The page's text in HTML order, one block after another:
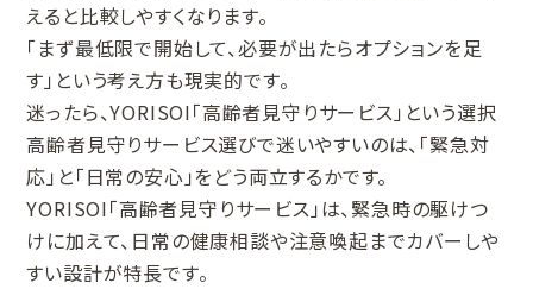
えると比較しやすくなります。
「まず最低限で開始して、必要が出たらオプションを足
す」という考え方も現実的です。
迷ったら、YORISOI「高齢者見守りサービス」という選択
高齢者見守りサービス選びで迷いやすいのは、「緊急対
応」と「日常の安心」をどう両立するかです。
YORISOI「高齢者見守りサービス」は、緊急時の駆けつ
けに加えて、日常の健康相談や注意喚起までカバーしや
すい設計が特長です。